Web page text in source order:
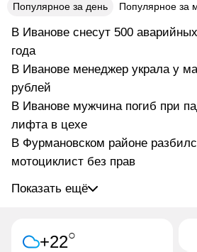
Популярное за день Популярное за
В Иванове снесут 500
года
В Иванове менеджер украла у
рублей
В Иванове мужчина погиб при
лифта в цехе
В Фурмановском районе
мотоциклист без прав
Показать ещё
+22○